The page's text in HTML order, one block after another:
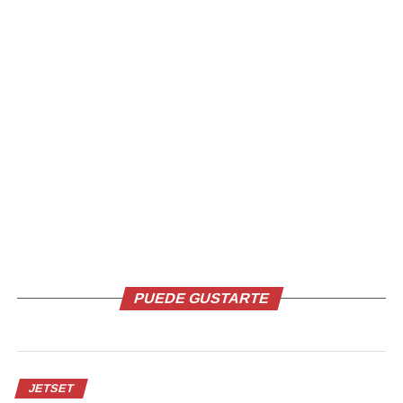
inteligencia artificial: así
evoluciona la forma de ver
PUEDE GUSTARTE
JETSET